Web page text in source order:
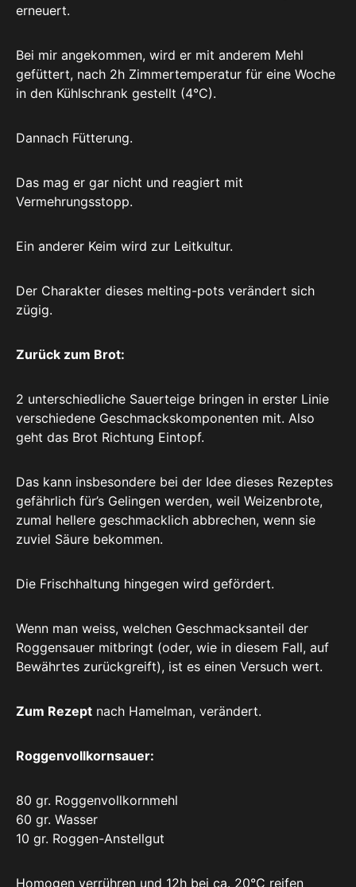
erneuert.
Bei mir angekommen, wird er mit anderem Mehl
gefüttert, nach 2h Zimmertemperatur für eine Woche
in den Kühlschrank gestellt (4°C).
Dannach Fütterung.
Das mag er gar nicht und reagiert mit
Vermehrungsstopp.
Ein anderer Keim wird zur Leitkultur.
Der Charakter dieses melting-pots verändert sich
zügig.
Zurück zum Brot:
2 unterschiedliche Sauerteige bringen in erster Linie
verschiedene Geschmackskomponenten mit. Also
geht das Brot Richtung Eintopf.
Das kann insbesondere bei der Idee dieses Rezeptes
gefährlich für’s Gelingen werden, weil Weizenbrote,
zumal hellere geschmacklich abbrechen, wenn sie
zuviel Säure bekommen.
Die Frischhaltung hingegen wird gefördert.
Wenn man weiss, welchen Geschmacksanteil der
Roggensauer mitbringt (oder, wie in diesem Fall, auf
Bewährtes zurückgreift), ist es einen Versuch wert.
Zum Rezept nach Hamelman, verändert.
Roggenvollkornsauer:
80 gr. Roggenvollkornmehl
60 gr. Wasser
10 gr. Roggen-Anstellgut
Homogen verrühren und 12h bei ca. 20°C reifen